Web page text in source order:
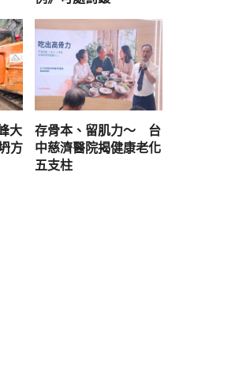
大
方
存骨本、留肌力～ 台
中慈濟醫院揭健康老化
五支柱